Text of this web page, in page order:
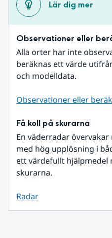
Lär dig mer
Observationer eller
Alla orter har inte
beräknas ett värde
och modelldata.
Observationer eller
Få koll på skurarna
En väderradar
med hög upplösning i
ett värdefullt hjälpmedel
skurarna.
Radar